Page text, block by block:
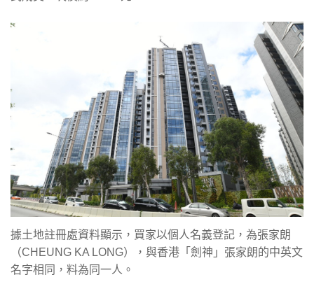
據土地註冊處資料顯示，買家以個人名義登記，為張家朗
（CHEUNG KA LONG），與香港「劍神」張家朗的中英文
名字相同，料為同一人。